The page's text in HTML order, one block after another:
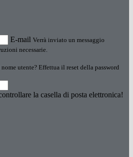
E-mail Verrà inviato un messaggio
necessarie.
utente? Effettua il reset della password
la casella di posta elettronica!